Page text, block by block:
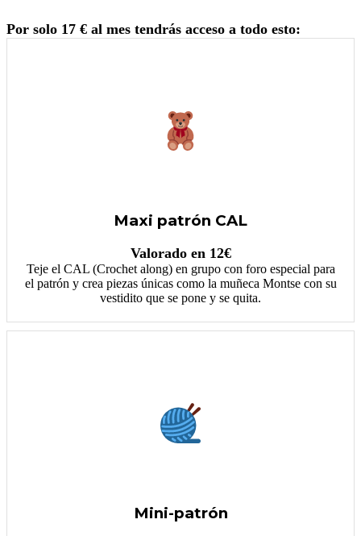
Por solo 17 € al mes tendrás acceso a todo esto:
Maxi patrón CAL
Valorado en 12€
Teje el CAL (Crochet along) en grupo con foro especial para
el patrón y crea piezas únicas como la muñeca Montse con su
vestidito que se pone y se quita.
Mini-patrón